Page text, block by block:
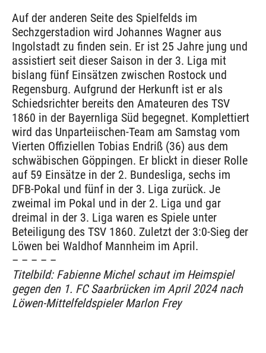
Auf der anderen Seite des Spielfelds im
Sechzgerstadion wird Johannes Wagner aus
Ingolstadt zu finden sein. Er ist 25 Jahre jung und
assistiert seit dieser Saison in der 3. Liga mit
bislang fünf Einsätzen zwischen Rostock und
Regensburg. Aufgrund der Herkunft ist er als
Schiedsrichter bereits den Amateuren des TSV
1860 in der Bayernliga Süd begegnet. Komplettiert
wird das Unparteiischen-Team am Samstag vom
Vierten Offiziellen Tobias Endriß (36) aus dem
schwäbischen Göppingen. Er blickt in dieser Rolle
auf 59 Einsätze in der 2. Bundesliga, sechs im
DFB-Pokal und fünf in der 3. Liga zurück. Je
zweimal im Pokal und in der 2. Liga und gar
dreimal in der 3. Liga waren es Spiele unter
Beteiligung des TSV 1860. Zuletzt der 3:0-Sieg der
Löwen bei Waldhof Mannheim im April.
– – – – –
Titelbild: Fabienne Michel schaut im Heimspiel
gegen den 1. FC Saarbrücken im April 2024 nach
Löwen-Mittelfeldspieler Marlon Frey